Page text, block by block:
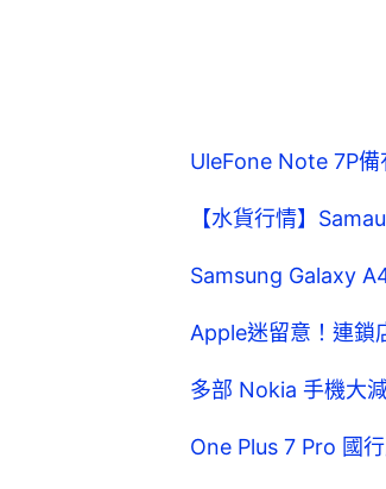
UleFone Note 7P
【水貨行情】
Samsung Galaxy
Apple迷留意！連鎖
多部 Nokia 手機大
One Plus 7 Pro 國